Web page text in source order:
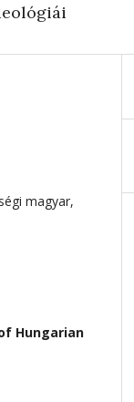
magyar,
Hungarian